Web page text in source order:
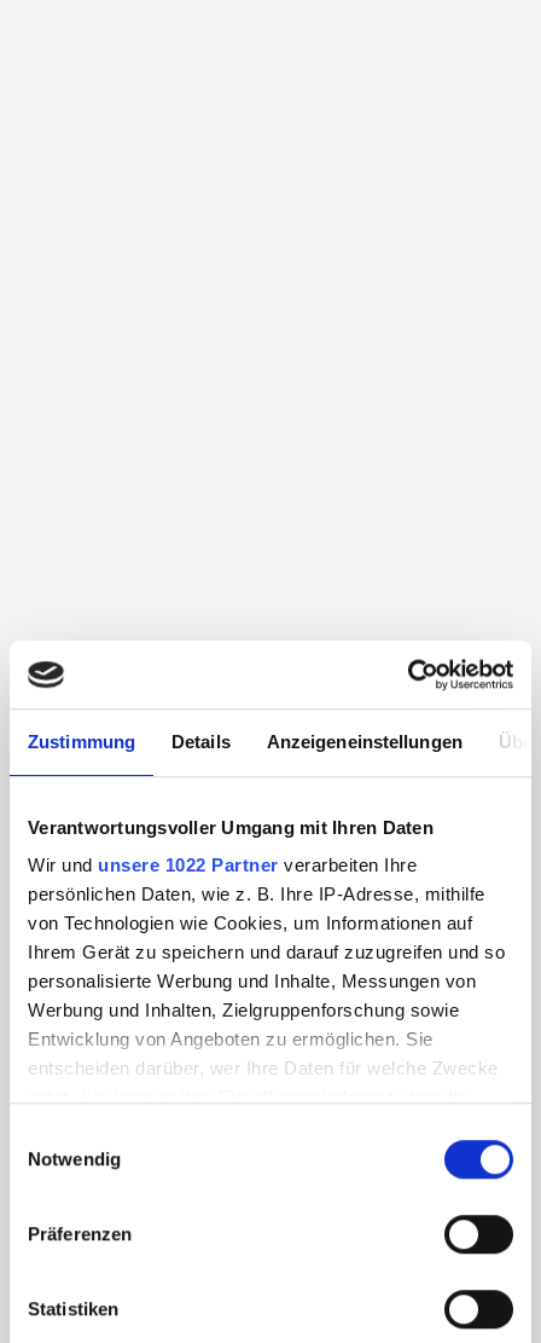
Zustimmung Details Anzeigeneinstellungen
Verantwortungsvoller Umgang mit Ihren Daten
Wir und unsere 1022 Partner verarbeiten Ihre
persönlichen Daten, wie z. B. Ihre IP-Adresse, mithilfe
von Technologien wie Cookies, um Informationen auf
Ihrem Gerät zu speichern und darauf zuzugreifen und so
personalisierte Werbung und Inhalte, Messungen von
Werbung und Inhalten, Zielgruppenforschung sowie
Entwicklung von Angeboten zu ermöglichen. Sie
entscheiden darüber, wer Ihre Daten für welche Zwecke
Trigger Symbol ändern oder widerrufen
Informationen über Ihre geografische Lage
können
Notwendig
Präferenzen
Statistiken